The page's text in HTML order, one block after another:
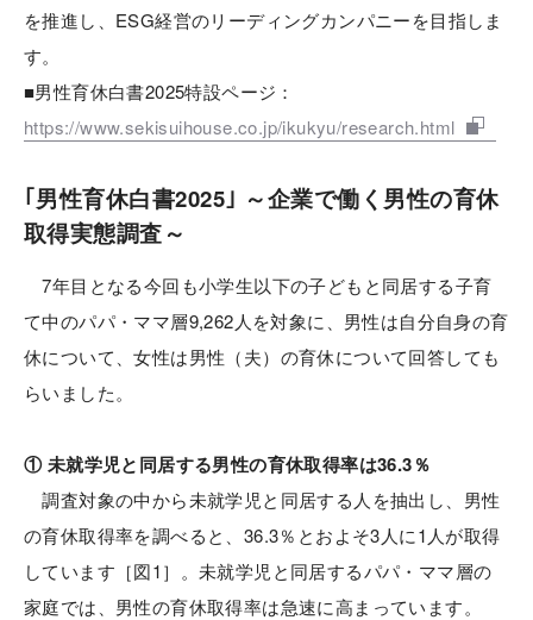
を推進し、ESG経営のリーディングカンパニーを目指しま
す。
■男性育休白書2025特設ページ：
https://www.sekisuihouse.co.jp/ikukyu/research.html
｢男性育休白書2025｣ ～企業で働く男性の育休
取得実態調査～
7年目となる今回も小学生以下の子どもと同居する子育
て中のパパ・ママ層9,262人を対象に、男性は自分自身の育
休について、女性は男性（夫）の育休について回答しても
らいました。
① 未就学児と同居する男性の育休取得率は36.3％
調査対象の中から未就学児と同居する人を抽出し、男性
の育休取得率を調べると、36.3％とおよそ3人に1人が取得
しています［図1］。未就学児と同居するパパ・ママ層の
家庭では、男性の育休取得率は急速に高まっています。